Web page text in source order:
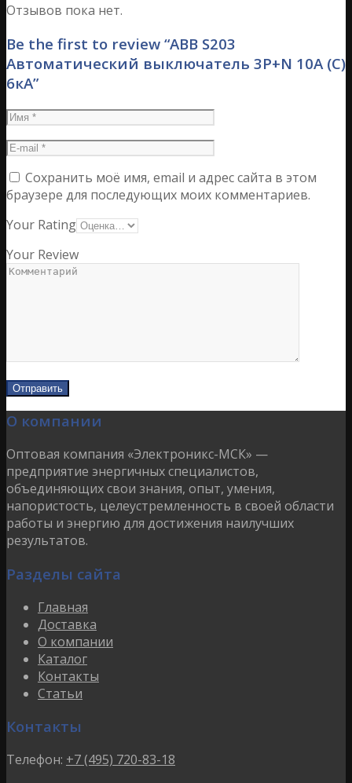
Отзывов пока нет.
Be the first to review “ABB S203
Автоматический выключатель 3P+N 10А (С)
6кА”
Сохранить моё имя, email и адрес сайта в этом
браузере для последующих моих комментариев.
Your Rating
Your Review
О компании
Оптовая компания «Электроникс-МСК» —
предприятие энергичных специалистов,
объединяющих свои знания, опыт, умения,
напористость, целеустремленность в своей области
работы и энергию для достижения наилучших
результатов.
Разделы сайта
Главная
Доставка
О компании
Каталог
Контакты
Статьи
Контакты
Телефон: +7 (495) 720-83-18